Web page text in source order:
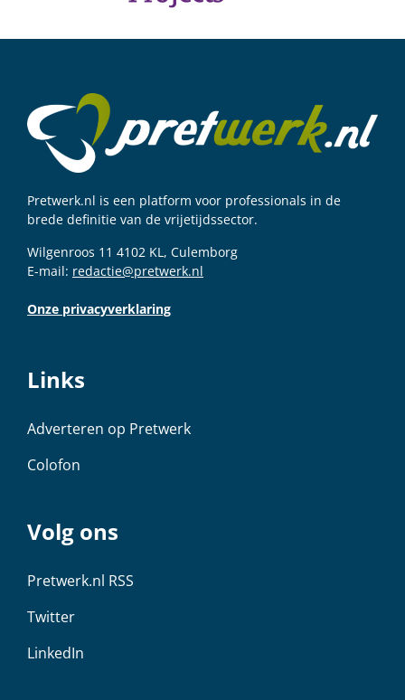
Pretwerk.nl is een platform voor professionals in de
brede definitie van de vrijetijdssector.
Wilgenroos 11 4102 KL, Culemborg
E-mail: redactie@pretwerk.nl
Onze privacyverklaring
Links
Adverteren op Pretwerk
Colofon
Volg ons
Pretwerk.nl RSS
Twitter
LinkedIn